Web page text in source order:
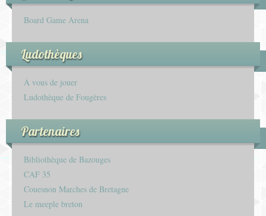
Board Game Arena
Ludothèques
À vous de jouer
Ludothèque de Fougères
Partenaires
Bibliothèque de Bazouges
CAF 35
Couesnon Marches de Bretagne
Le meeple breton